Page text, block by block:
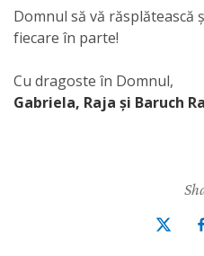
Domnul să vă răsplătească
fiecare în parte!
Cu dragoste în Domnul,
Gabriela, Raja și Baruch